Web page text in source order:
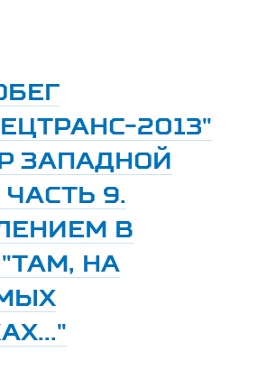
2013"
ЗАПАДНОЙ
9.
В
НА